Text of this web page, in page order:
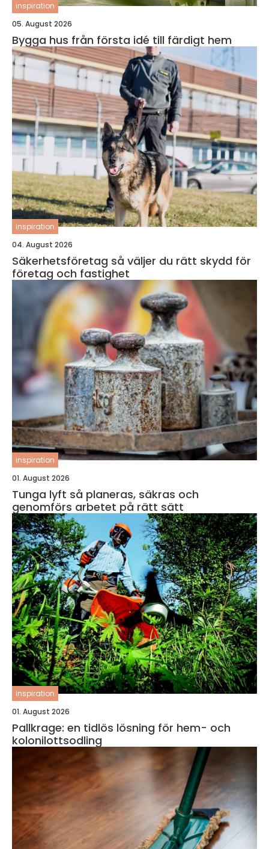
inspiration
05. August 2026
Bygga hus från första idé till färdigt hem
inspiration
04. August 2026
Säkerhetsföretag så väljer du rätt skydd för
företag och fastighet
inspiration
01. August 2026
Tunga lyft så planeras, säkras och
genomförs arbetet på rätt sätt
inspiration
01. August 2026
Pallkrage: en tidlös lösning för hem- och
kolonilottsodling